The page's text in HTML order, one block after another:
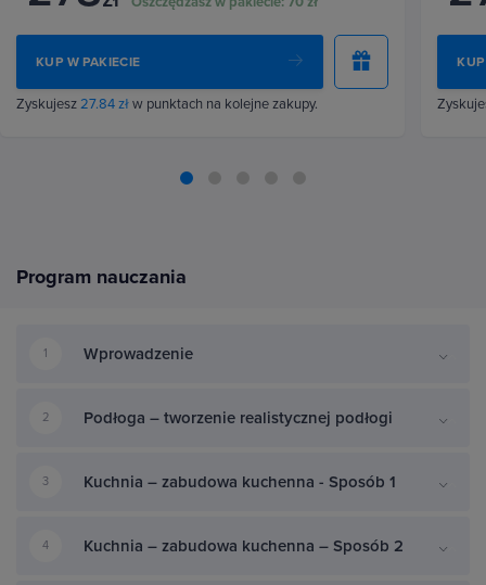
KUP W PAKIECIE
Zyskujesz27.84 złw punktach na kolejne zakupy.
Program nauczania
1 Wprowadzenie
2 Podłoga – tworzenie realistycznej podłogi
3 Kuchnia – zabudowa kuchenna - Sposób 1
4 Kuchnia – zabudowa kuchenna – Sposób 2